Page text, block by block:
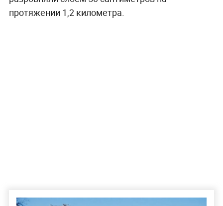
протяжении 1,2 километра.